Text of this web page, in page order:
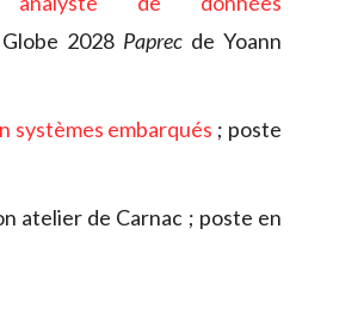
2028 Paprec de Yoann
systèmes embarqués ; poste
atelier de Carnac ; poste en